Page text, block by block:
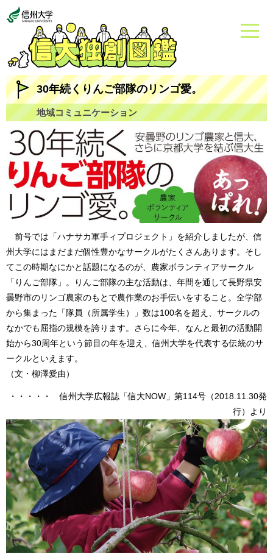
30年続くりんご部隊のリンゴ愛。
地域コミュニケーション
前号では「ハナサカ軍手ィプロジェクト」を紹介しましたが、信
州大学にはまだまだ個性豊かなサークルがたくさんあります。そし
てこの時期なにかと話題になるのが、農家ボランティアサークル
「りんご部隊」。りんご部隊の主な活動は、年間を通して長野県安
曇野市のリンゴ農家のもとで農作業のお手伝いをすること。全学部
から集まった「隊員（所属学生）」数は100名を超え、サークルの
なかでも屈指の規模を誇ります。さらに今年、なんと最初の活動開
始から30周年という節目の年を迎え、信州大学を代表する伝統のサ
ークルといえます。
（文・柳澤愛由）
・・・・・ 信州大学広報誌「信大NOW」第114号（2018.11.30発
行）より